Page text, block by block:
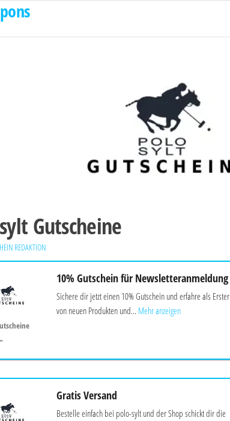
Gutscheine
REDAKTION
10% Gutschein für Newsletteranmeldung
Sichere dir jetzt einen 10% Gutschein und erfahre als Erster
von neuen Produkten und... Mehr anzeigen
Gratis Versand
Bestelle einfach bei polo-sylt und der Shop schickt dir die